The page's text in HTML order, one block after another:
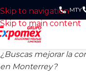
Skip to navigation
Skip to main content
MTY
¿Buscas mejorar la
en Monterrey?